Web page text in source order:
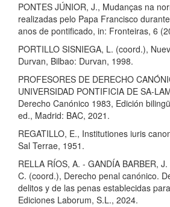
PONTES JÚNIOR, J., Mudanças na
realizadas pelo Papa Francisco
anos de pontificado, in: Fronteiras, 6
PORTILLO SISNIEGA, L. (coord.),
Durvan, Bilbao: Durvan, 1998.
PROFESORES DE DERECHO
UNIVERSIDAD PONTIFICIA DE SA-
Derecho Canónico 1983, Edición
ed., Madrid: BAC, 2021.
REGATILLO, E., Institutiones iuris
Sal Terrae, 1951.
RELLA RÍOS, A. - GANDÍA BARBER,
C. (coord.), Derecho penal canónico.
delitos y de las penas establecidas
Ediciones Laborum, S.L., 2024.